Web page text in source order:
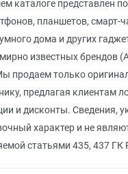
каталоге представлен
планшетов, смарт-
дома и других
известных брендов
продаем только
предлагая клиентам
и дисконты. Сведения,
характер и не
статьями 435, 437 ГК